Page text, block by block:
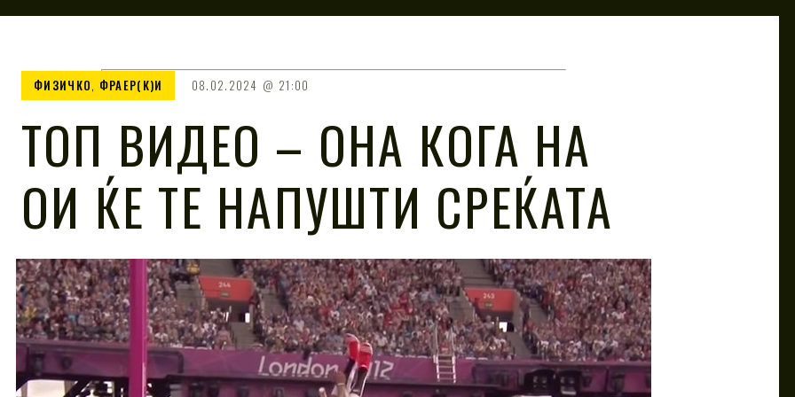
ФИЗИЧКО, ФРАЕР(К)И 08.02.2024 21:00
ТОП ВИДЕО – ОНА КОГА НА
ОИ ЌЕ ТЕ НАПУШТИ СРЕЌАТА